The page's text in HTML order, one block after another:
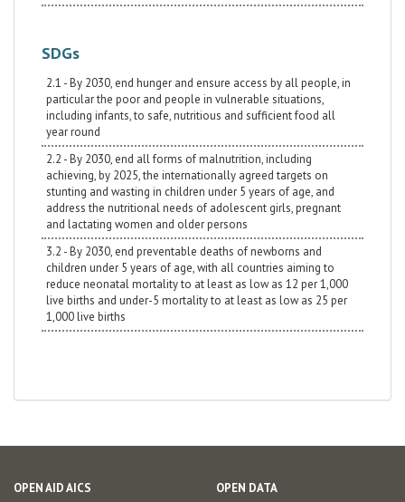
SDGs
2.1 - By 2030, end hunger and ensure access by all people, in
particular the poor and people in vulnerable situations,
including infants, to safe, nutritious and sufficient food all
year round
2.2 - By 2030, end all forms of malnutrition, including
achieving, by 2025, the internationally agreed targets on
stunting and wasting in children under 5 years of age, and
address the nutritional needs of adolescent girls, pregnant
and lactating women and older persons
3.2 - By 2030, end preventable deaths of newborns and
children under 5 years of age, with all countries aiming to
reduce neonatal mortality to at least as low as 12 per 1,000
live births and under-5 mortality to at least as low as 25 per
1,000 live births
OPEN AID AICS OPEN DATA